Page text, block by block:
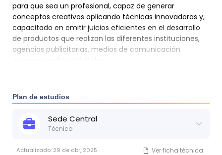
para que sea un profesional, capaz de generar
conceptos creativos aplicando técnicas innovadoras y,
capacitado en emitir juicios eficientes en el desarrollo
de productos que realizan las diferentes instituciones,
agencias publicitarias, medios de comunicación
Plan de estudios
Sede Central
Técnico
Actualizado: 29 de abr, 2025 Ver ficha técnica